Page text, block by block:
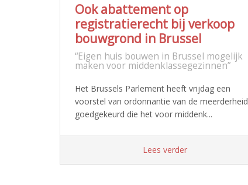
Ook abattement op
registratierecht bij verkoop
bouwgrond in Brussel
“Eigen huis bouwen in Brussel mogelijk
maken voor middenklassegezinnen”
Het Brussels Parlement heeft vrijdag een
voorstel van ordonnantie van de meerderheid
goedgekeurd die het voor middenk...
Lees verder